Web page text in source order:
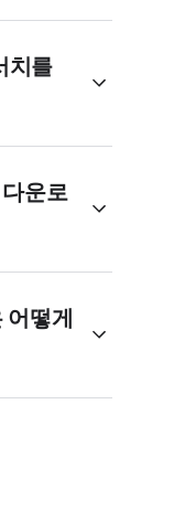
수
치를
해
을
검색할
운로
떻게